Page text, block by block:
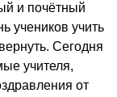
и почётный
учеников учить
Сегодня
учителя,
от